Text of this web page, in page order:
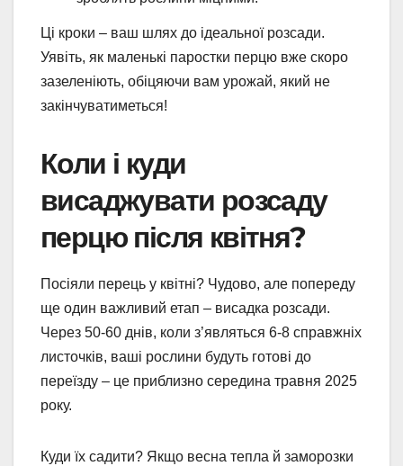
Ці кроки – ваш шлях до ідеальної розсади.
Уявіть, як маленькі паростки перцю вже скоро
зазеленіють, обіцяючи вам урожай, який не
закінчуватиметься!
Коли і куди
висаджувати розсаду
перцю після квітня?
Посіяли перець у квітні? Чудово, але попереду
ще один важливий етап – висадка розсади.
Через 50-60 днів, коли з’являться 6-8 справжніх
листочків, ваші рослини будуть готові до
переїзду – це приблизно середина травня 2025
року.
Куди їх садити? Якщо весна тепла й заморозки